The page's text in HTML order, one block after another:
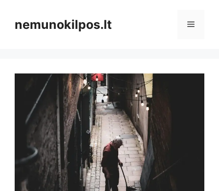
turinionemunokilpos.lt Meniu